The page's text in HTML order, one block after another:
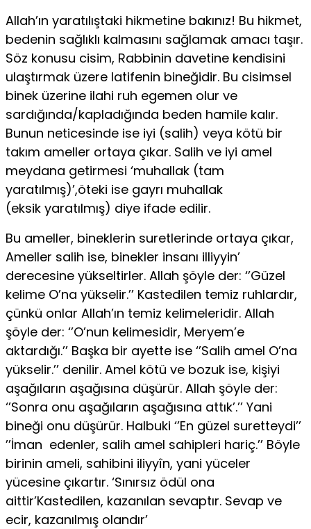
Allah’ın yaratılıştaki hikmetine bakınız! Bu hikmet,
bedenin sağlıklı kalmasını sağlamak amacı taşır.
Söz konusu cisim, Rabbinin davetine kendisini
ulaştırmak üzere latifenin bineğidir. Bu cisimsel
binek üzerine ilahi ruh egemen olur ve
sardığında/kapladığında beden hamile kalır.
Bunun neticesinde ise iyi (salih) veya kötü bir
takım ameller ortaya çı­kar. Salih ve iyi amel
meydana getirmesi ‘muhallak (tam
yaratılmış)’,öteki ise gayrı muhallak
(eksik yaratılmış) diye ifade edilir.
Bu ameller, bineklerin suretlerinde ortaya çıkar,
Ameller salih ise, binekler insanı illiyyin’
derecesine yükseltirler. Allah şöyle der: ‘’Güzel
kelime O’na yükselir.’’ Kastedilen temiz ruhlardır,
çünkü onlar Allah’ın temiz kelimeleridir. Allah
şöyle der: ‘’O’nun kelimesidir, Meryem’e
aktardığı.’’ Başka bir ayette ise ‘’Salih amel O’na
yükselir.’’ denilir. Amel kötü ve bozuk ise, kişiyi
aşağıların aşağısına düşürür. Allah şöyle der:
‘’Sonra onu aşağıların aşağısına attık’.’’ Yani
bineği onu düşürür. Halbuki ‘’En güzel suretteydi’’
’’İman edenler, salih amel sahipleri hariç.’’ Böyle
birinin ameli, sahibini iliyyîn, yani yüceler
yücesine çıkartır. ‘Sınırsız ödül ona
aittir’Kastedilen, kazanılan sevaptır. Sevap ve
ecir, kazanılmış olandır’